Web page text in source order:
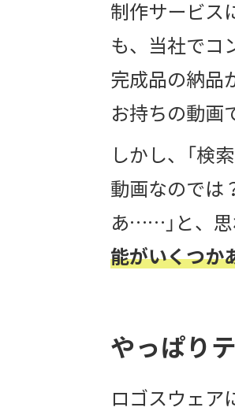
制作サービス
も、当社でコ
完成品の納品
お持ちの動画
しかし、「検
動画なのでは
あ……」と、
能がいくつか
やっぱり
ロゴスウェア